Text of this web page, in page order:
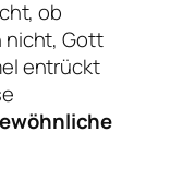
ob
nicht, Gott
entrückt